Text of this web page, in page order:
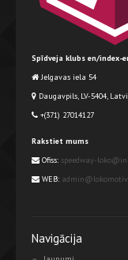
Spīdveja klubs en/index-
Jelgavas iela 54
Daugavpils, LV-5404,
+(371) 27014127
Rakstiet mums
Ofiss: speedway-
WEB:
Navigācija